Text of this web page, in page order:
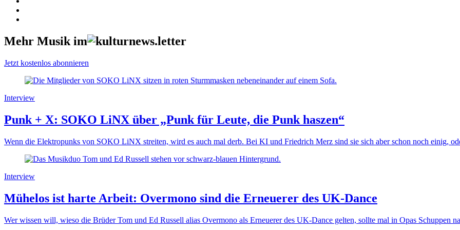
Mehr Musik im
Jetzt kostenlos abonnieren
Interview
Punk + X: SOKO LiNX über „Punk für Leute, die Punk haszen“
Wenn die Elektropunks von SOKO LiNX streiten, wird es auch mal derb. Bei KI und Friedrich Merz sind sie sich aber schon noch einig,
Interview
Mühelos ist harte Arbeit: Overmono sind die Erneuerer des UK-Dance
Wer wissen will, wieso die Brüder Tom und Ed Russell alias Overmono als Erneuerer des UK-Dance gelten, sollte mal in Opas Schuppen